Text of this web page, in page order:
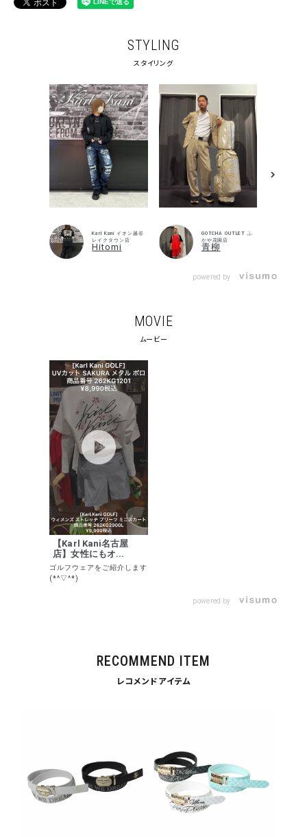
STYLING
スタイリング
Karl Kani イオン越谷
レイクタウン店
Hitomi
GOTCHA OUTLET ふ
かや花園店
青柳
powered by
MOVIE
ムービー
【Karl Kani名古屋
店】女性にもオ...
ゴルフウェアをご紹介します
(*^▽^*)
powered by
RECOMMEND ITEM
レコメンドアイテム